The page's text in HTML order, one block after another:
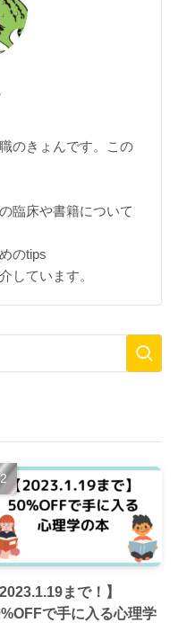
のきょんです。この
臨床や書籍について
のtips
しています。
2023.1.19まで！】
で手に入る心理学